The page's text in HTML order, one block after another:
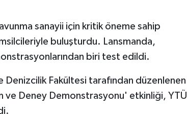
sanayii için kritik öneme sahip
buluşturdu. Lansmanda,
biri test edildi.
Denizcilik Fakültesi tarafından düzenlenen
ve Deney Demonstrasyonu' etkinliği, YTÜ